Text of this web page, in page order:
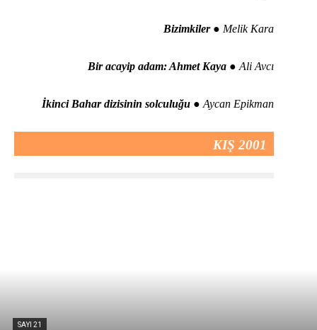
Bizimkiler● Melik Kara
Bir acayip adam: Ahmet Kaya ● Ali Avcı
İkinci Bahar dizisinin solculuğu ● Aycan Epikman
KIŞ 2001
SAYI 21